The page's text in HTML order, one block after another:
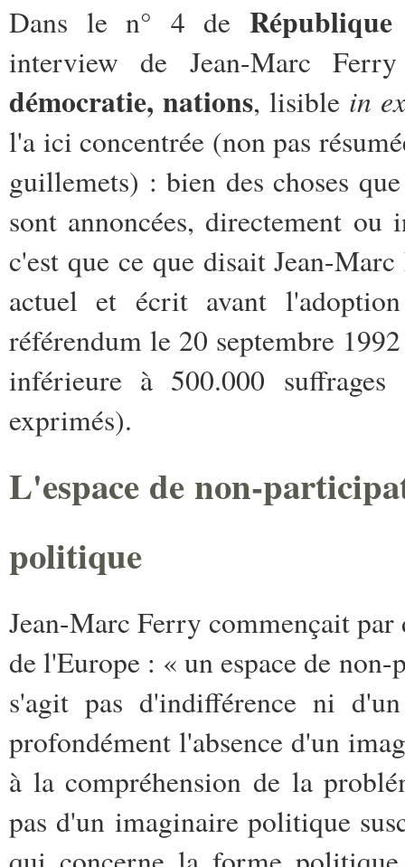
Dans le n° 4 de République
interview de Jean-Marc
démocratie, nations, lisible in
l'a ici concentrée (non pas
guillemets) : bien des choses
sont annoncées, directement
c'est que ce que disait Jean-
actuel et écrit avant
référendumle 20 septembre
inférieure à 500.000
exprimés).
L'espace de non-
politique
Jean-Marc Ferry commençait
de l'Europe : « un espace de
s'agit pas d'indifférence ni
profondément l'absence d'un
à la compréhension de la
pas d'un imaginaire politique